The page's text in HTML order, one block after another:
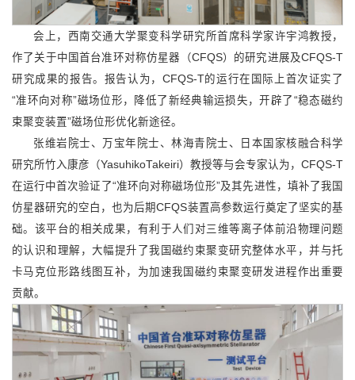
会上，西南交通大学聚变科学研究所首席科学家许宇鸿教授，
作了关于中国首台准环对称仿星器（CFQS）的研究进展及CFQS-T
研究成果的报告。报告认为，CFQS-T的运行在国际上首次证实了
“准环向对称”磁场位形，降低了新经典输运损失，开辟了“稳态磁约
束聚变装置”磁场位形优化新途径。
张维岩院士、万宝年院士、林海青院士、日本国家核融合科学
研究所竹入康彦（YasuhikoTakeiri）教授等与会专家认为，CFQS-T
在运行中首次验证了“准环向对称磁场位形”及其先进性，填补了我国
仿星器研究的空白，也为后期CFQS装置高参数运行奠定了坚实的基
础。该平台的相关成果，有利于人们对三维等离子体前沿物理问题
的认识和理解，大幅提升了我国磁约束聚变研究整体水平，并与托
卡马克位形路线图互补，为加速我国磁约束聚变研发进程作出重要
贡献。